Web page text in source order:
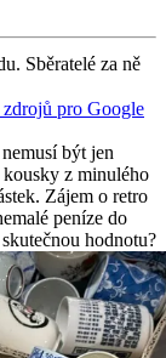
Sběratelé za ně
pro Google
být jen
z minulého
Zájem o retro
peníze do
hodnotu?